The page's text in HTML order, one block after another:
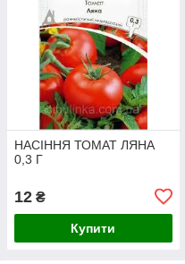
НАСІННЯ ТОМАТ ЛЯНА
0,3 Г
12 ₴
Купити